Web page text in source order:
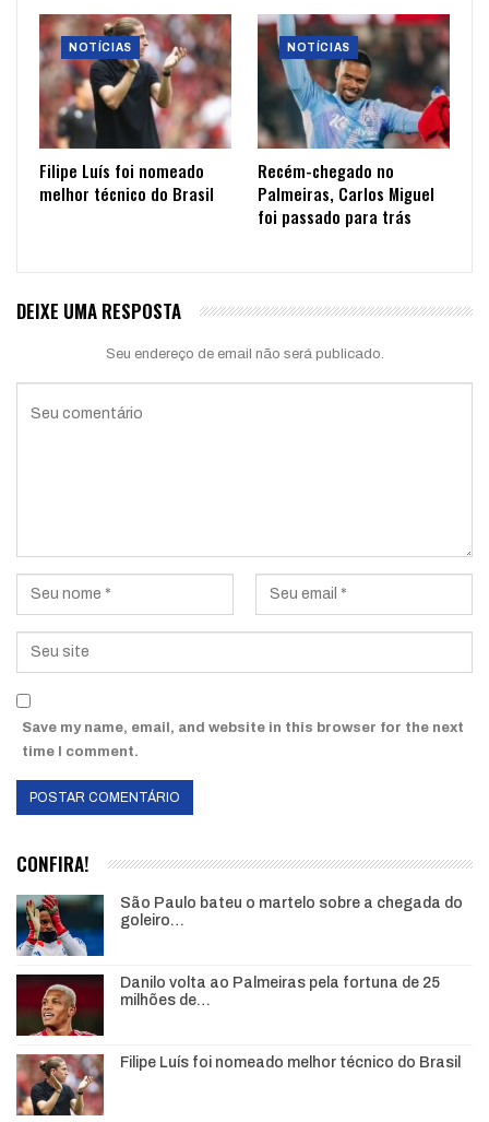
NOTÍCIAS
Filipe Luís foi nomeado
melhor técnico do Brasil
NOTÍCIAS
Recém-chegado no
Palmeiras, Carlos Miguel
foi passado para trás
DEIXE UMA RESPOSTA
Seu endereço de email não será publicado.
Save my name, email, and website in this browser for the next
time I comment.
CONFIRA!
São Paulo bateu o martelo sobre a chegada do
goleiro…
Danilo volta ao Palmeiras pela fortuna de 25
milhões de…
Filipe Luís foi nomeado melhor técnico do Brasil